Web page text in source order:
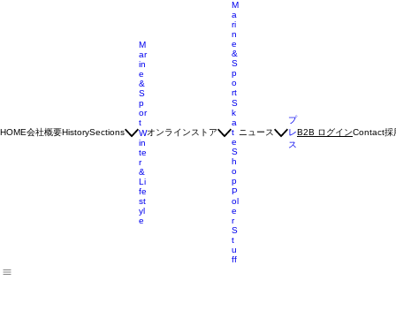
HOME会社概要HistorySections
M
ar
in
e
&
S
p
or
t
W
in
te
r
&
Li
fe
st
yl
e
オンラインストア
M
a
ri
n
e
&
S
p
o
rt
S
k
a
t
e
S
h
o
p
P
ol
e
r
S
t
u
ff
ニュース
プ
レ
ス
B2B ログインContact採